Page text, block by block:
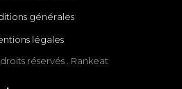
générales
légales
réservés . Rankeat